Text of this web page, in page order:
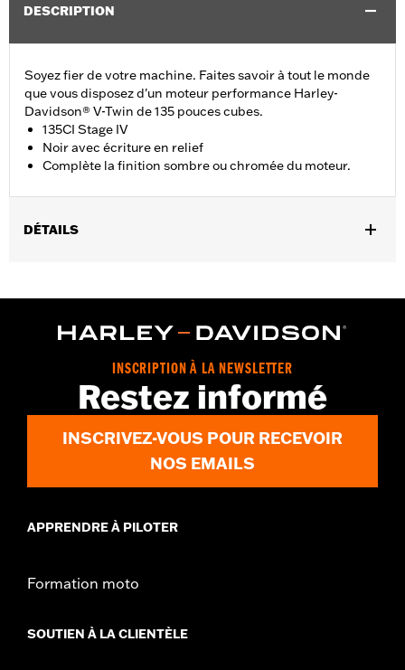
DESCRIPTION
Soyez fier de votre machine. Faites savoir à tout le monde
que vous disposez d'un moteur performance Harley-
Davidson® V-Twin de 135 pouces cubes.
135CI Stage IV
Noir avec écriture en relief
Complète la finition sombre ou chromée du moteur.
DÉTAILS
GARANTIE:,,,,,,,,,,,,,,,,,,,,,,,,,,,,,,,,,,,,,,,,,,,,,,,,,,,,,,,,,,,,,,,,,,
INSCRIPTION À LA NEWSLETTER
Restez informé
INSCRIVEZ-VOUS POUR RECEVOIR
NOS EMAILS
APPRENDRE À PILOTER
Formation moto
SOUTIEN À LA CLIENTÈLE